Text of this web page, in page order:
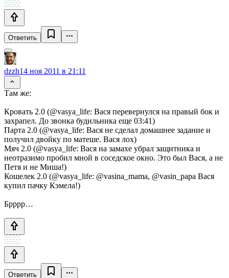
Ответить
dzzh14 ноя 2011 в 21:11
Там же:
Кровать 2.0 (@vasya_life: Вася перевернулся на правый бок и
захрапел. До звонка будильника еще 03:41)
Парта 2.0 (@vasya_life: Вася не сделал домашнее задание и
получил двойку по матеше. Вася лох)
Мяч 2.0 (@vasya_life: Вася на замахе убрал защитника и
неотразимо пробил мной в соседское окно. Это был Вася, а не
Петя и не Миша!)
Кошелек 2.0 (@vasya_life: @vasina_mama, @vasin_papa Вася
купил пачку Кэмела!)
Брррр…
Ответить